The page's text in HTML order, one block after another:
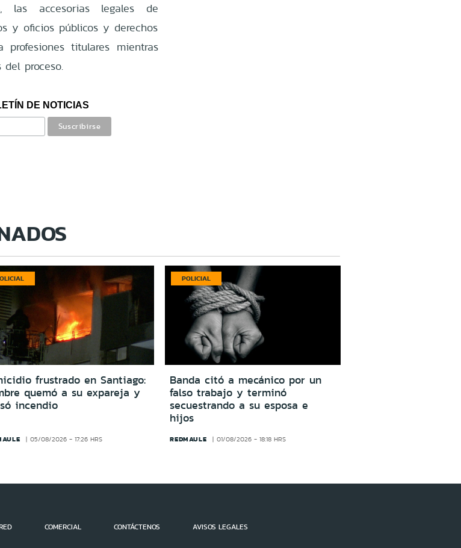
las accesorias legales de
y oficios públicos y derechos
titulares mientras
proceso.
DE NOTICIAS
frustrado en Santiago:
quemó a su expareja y
incendio
05/08/2026 - 17:26 HRS
POLICIAL
Banda citó a mecánico por un
falso trabajo y terminó
secuestrando a su esposa e
hijos
REDMAULE 01/08/2026 - 18:18 HRS
COMERCIAL CONTÁCTENOS AVISOS LEGALES